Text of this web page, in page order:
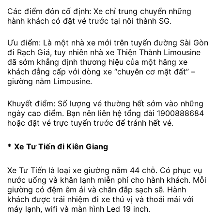
Các điểm đón cố định: Xe chỉ trung chuyển những
hành khách có đặt vé trước tại nôi thành SG.
Ưu điểm: Là một nhà xe mới trên tuyến đường Sài Gòn
đi Rạch Giá, tuy nhiên nhà xe Thiện Thành Limousine
đã sớm khẳng định thương hiệu của một hãng xe
khách đẳng cấp với dòng xe “chuyên cơ mặt đất” –
giường nằm Limousine.
Khuyết điểm: Số lượng vé thường hết sớm vào những
ngày cao điểm. Bạn nên liên hệ tổng đài 1900888684
hoặc đặt vé trực tuyến trước để tránh hết vé.
* Xe Tư Tiến đi Kiên Giang
Xe Tư Tiến là loại xe giường nằm 44 chỗ. Có phục vụ
nước uống và khăn lạnh miễn phí cho hành khách. Mỗi
giường có đệm êm ái và chăn đắp sạch sẽ. Hành
khách được trải nhiệm đi xe thú vị và thoải mái với
máy lạnh, wifi và màn hình Led 19 inch.